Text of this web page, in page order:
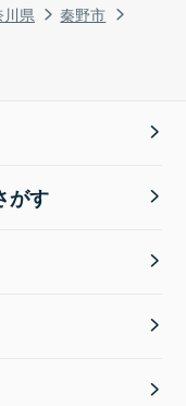
県
秦野市
がす